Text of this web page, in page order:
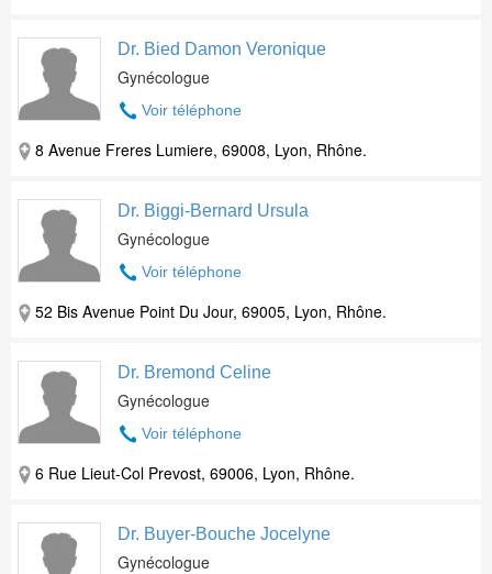
Dr. Bied Damon Veronique
Gynécologue
Voir téléphone
8 Avenue Freres Lumiere, 69008, Lyon, Rhône.
Dr. Biggi-Bernard Ursula
Gynécologue
Voir téléphone
52 Bis Avenue Point Du Jour, 69005, Lyon, Rhône.
Dr. Bremond Celine
Gynécologue
Voir téléphone
6 Rue Lieut-Col Prevost, 69006, Lyon, Rhône.
Dr. Buyer-Bouche Jocelyne
Gynécologue